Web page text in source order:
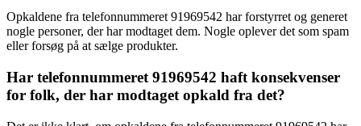
Opkaldene fra telefonnummeret 91969542 har forstyrret og generet
nogle personer, der har modtaget dem. Nogle oplever det som spam
eller forsøg på at sælge produkter.
Har telefonnummeret 91969542 haft konsekvenser
for folk, der har modtaget opkald fra det?